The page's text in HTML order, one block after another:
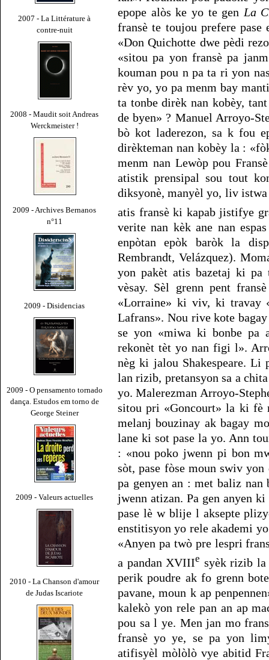
2007 - La Littérature à
contre-nuit
2008 - Maudit soit Andreas
Werckmeister !
2009 - Archives Bernanos
n°11
2009 - Disidencias
2009 - O pensamento tornado
dança. Estudos em torno de
George Steiner
2009 - Valeurs actuelles
2010 - La Chanson d'amour
de Judas Iscariote
epope alòs ke yo te gen La
fransè te toujou prefere
«Don Quichotte dwe pèdi
«sitou pa yon fransè pa
kouman pou n pa ta ri yon
rèv yo, yo pa menm bay
ta tonbe dirèk nan kobèy,
de byen» ? Manuel Arroyo-
bò kot laderezon, sa k fou
dirèkteman nan kobèy la :
menm nan Lewòp pou
atistik prensipal sou tout
diksyonè, manyèl yo, liv
atis fransè ki kapab jistifye
verite nan kèk ane nan
enpòtan epòk baròk la
Rembrandt, Velázquez).
yon pakèt atis bazetaj ki pa
vèsay. Sèl grenn pent
«Lorraine» ki viv, ki travay
Lafrans». Nou rive kote
se yon «miwa ki bonbe pa
rekonèt tèt yo nan figi l».
nèg ki jalou Shakespeare. Li
lan rizib, pretansyon sa a
yo. Malerezman Arroyo-
sitou pri «Goncourt» la ki fè
melanj bouzinay ak bagay
lane ki sot pase la yo. Ann
: «nou poko jwenn pi bon
sòt, pase fòse moun swiv
pa genyen an : met baliz
jwenn atizan. Pa gen anyen
pase lè w blije l aksepte
enstitisyon yo rele akademi
«Anyen pa twò pre lespri
a pandan XVIIIe syèk rizib la
perik poudre ak fo grenn
pavane, moun k ap
kalekò yon rele pan an ap
pou sa l ye. Men jan mo
fransè yo ye, se pa yon
atifisyèl mòlòlò vye abitid